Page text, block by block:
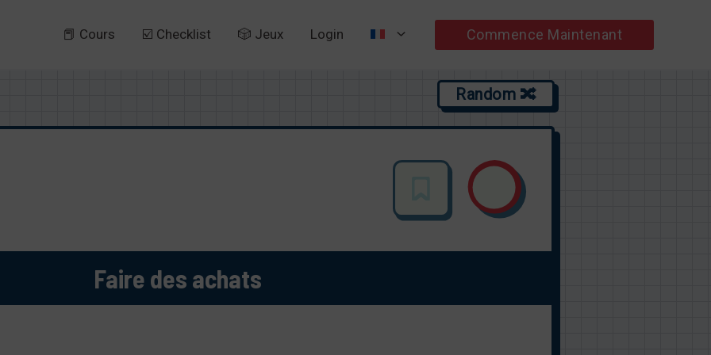
📕 Cours ☑️ Checklist 🎲 Jeux Login Commence Maintenant
Random 🔀
Faire des achats